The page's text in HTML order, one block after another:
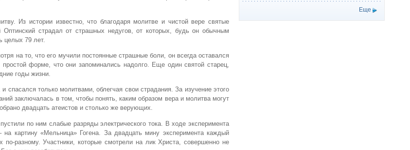
Из истории известно, что благодаря молитве и чистой вере святые
страдал от страшных недугов, от которых, будь он обычным
целых 79 лет.
на то, что его мучили постоянные страшные боли, он всегда оставался
форме, что они запоминались надолго. Еще один святой старец,
годы жизни.
спасался только молитвами, облегчая свои страдания. За изучение этого
заключалась в том, чтобы понять, каким образом вера и молитва могут
двадцать атеистов и столько же верующих.
по ним слабые разряды электрического тока. В ходе эксперимента
картину «Мельница» Гогена. За двадцать мину эксперимента каждый
разному. Участники, которые смотрели на лик Христа, совершенно не
Еще